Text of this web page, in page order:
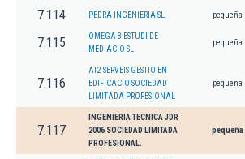
7.114 PEDRA INGENIERIA SL. pequeña
7.115
OMEGA 3 ESTUDI DE
MEDIACIO SL
pequeña
7.116
AT2 SERVEIS GESTIO EN
EDIFICACIO SOCIEDAD
LIMITADA PROFESIONAL
pequeña
7.117
INGENIERIA TECNICA JDR
2006 SOCIEDAD LIMITADA
PROFESIONAL.
pequeña